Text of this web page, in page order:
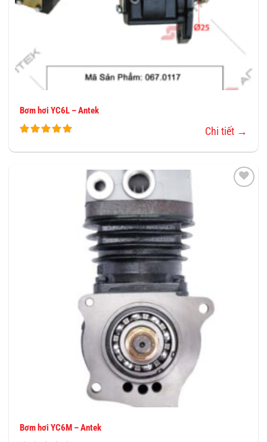
Bơm hơi YC6L – Antek
Chi tiết →
Bơm hơi YC6M – Antek